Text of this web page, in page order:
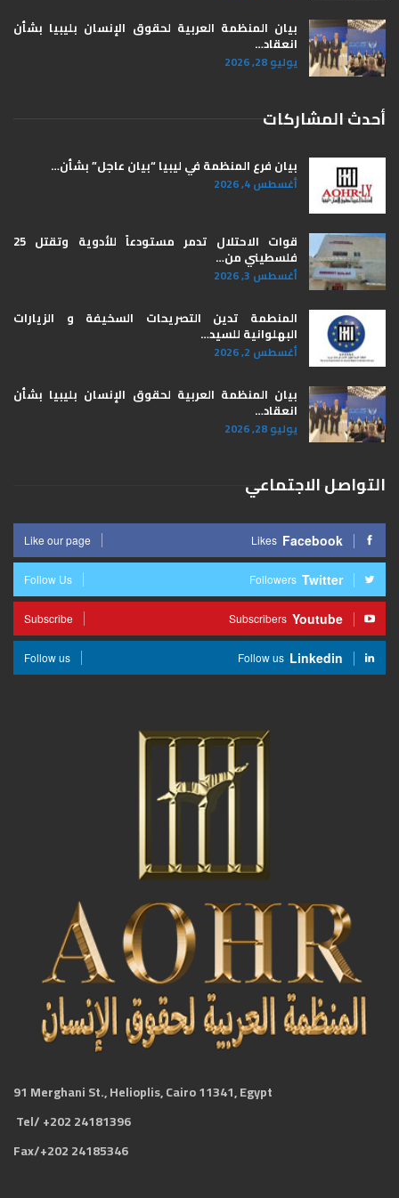
بيان المنظمة العربية لحقوق الإنسان بليبيا ​بشأن
انعقاد…
يوليو 28, 2026
أحدث المشاركات
بيان فرع المنظمة في ليبيا “بيان عاجل” بشأن…
أغسطس 4, 2026
قوات الاحتلال تدمر مستودعاً للأدوية وتقتل 25
فلسطيني من…
أغسطس 3, 2026
المنطمة تدين التصريحات السخيفة و الزيارات
البهلوانية للسيد…
أغسطس 2, 2026
بيان المنظمة العربية لحقوق الإنسان بليبيا ​بشأن
انعقاد…
يوليو 28, 2026
التواصل الاجتماعي
Facebook
Likes
Like our page
Twitter
Followers
Follow Us
Youtube
Subscribers
Subscribe
Linkedin
Follow us
Follow us
91 Merghani St., Helioplis, Cairo 11341, Egypt
Tel/ +202 24181396
Fax/+202 24185346